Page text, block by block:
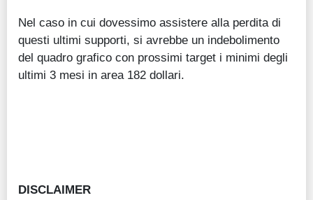
Nel caso in cui dovessimo assistere alla perdita di
questi ultimi supporti, si avrebbe un indebolimento
del quadro grafico con prossimi target i minimi degli
ultimi 3 mesi in area 182 dollari.
DISCLAIMER